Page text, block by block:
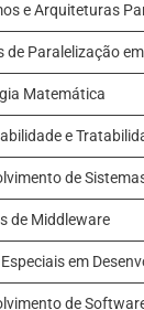
e Arquiteturas
de Paralelização
Matemática
e
de
de Middleware
em
de